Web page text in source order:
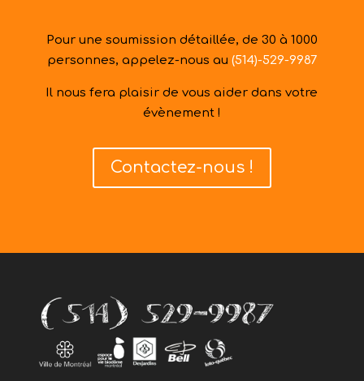
Pour une soumission détaillée, de 30 à 1000
personnes, appelez-nous au (514)-529-9987
Il nous fera plaisir de vous aider dans votre
évènement !
Contactez-nous !